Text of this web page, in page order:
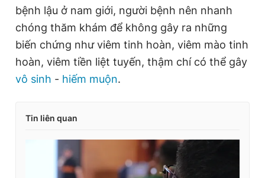
bệnh lậu ở nam giới, người bệnh nên nhanh
chóng thăm khám để không gây ra những
biến chứng như viêm tinh hoàn, viêm mào tinh
hoàn, viêm tiền liệt tuyến, thậm chí có thể gây
vô sinh - hiếm muộn.
Tin liên quan